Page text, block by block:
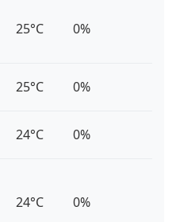
25°C 0%
25°C 0%
24°C 0%
24°C 0%